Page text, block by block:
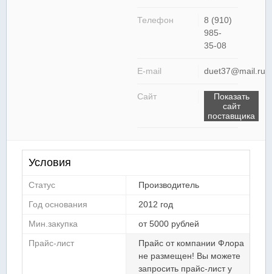
Телефон
8 (910)
985-
35-08
E-mail duet37@mail.ru
Сайт
Показать
сайт
поставщика
Условия
Статус
Производитель
Год основания
2012 год
Мин.закупка
от 5000 рублей
Прайс-лист
Прайс от компании Флора
не размещен! Вы можете
запросить прайс-лист у